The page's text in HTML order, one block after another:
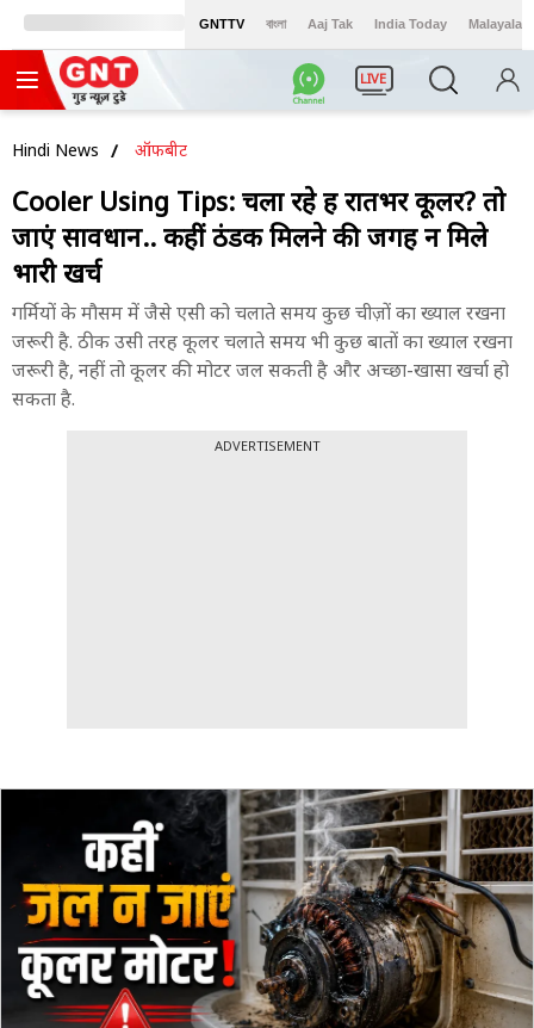
GNTTV বাংলা Aaj Tak India Today Malayalam
LIVE
Hindi News ऑफबीट
Cooler Using Tips: चला रहे हैं रातभर कूलर? तो
जाएं सावधान.. कहीं ठंडक मिलने की जगह न मिले
भारी खर्च
गर्मियों के मौसम में जैसे एसी को चलाते समय कुछ चीज़ों का ख्याल रखना
जरूरी है. ठीक उसी तरह कूलर चलाते समय भी कुछ बातों का ख्याल रखना
जरूरी है, नहीं तो कूलर की मोटर जल सकती है और अच्छा-खासा खर्चा हो
सकता है.
ADVERTISEMENT